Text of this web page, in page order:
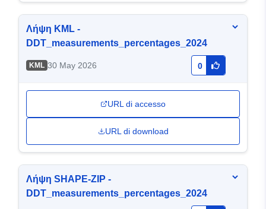
Λήψη KML -
DDT_measurements_percentages_2024
KML 30 May 2026 0
URL di accesso
URL di download
Λήψη SHAPE-ZIP -
DDT_measurements_percentages_2024